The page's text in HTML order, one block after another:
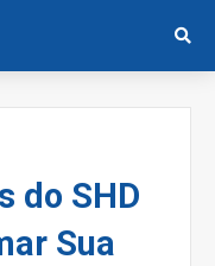
do SHD
Sua